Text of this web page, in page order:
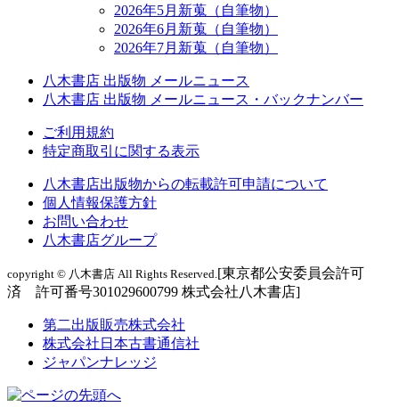
2026年5月新蒐（自筆物）
2026年6月新蒐（自筆物）
2026年7月新蒐（自筆物）
八木書店 出版物 メールニュース
八木書店 出版物 メールニュース・バックナンバー
ご利用規約
特定商取引に関する表示
八木書店出版物からの転載許可申請について
個人情報保護方針
お問い合わせ
八木書店グループ
copyright © 八木書店 All Rights Reserved. [東京都公安委員会許可
済 許可番号301029600799 株式会社八木書店]
第二出版販売株式会社
株式会社日本古書通信社
ジャパンナレッジ